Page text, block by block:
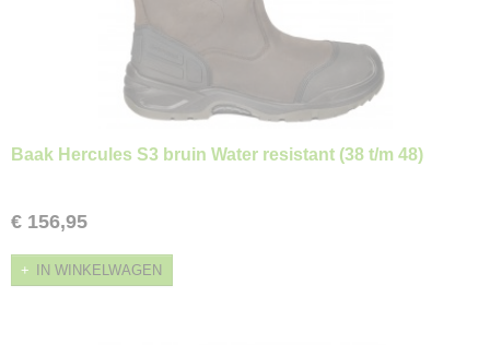
Baak Hercules S3 bruin Water resistant (38 t/m 48)
€ 156,95
IN WINKELWAGEN